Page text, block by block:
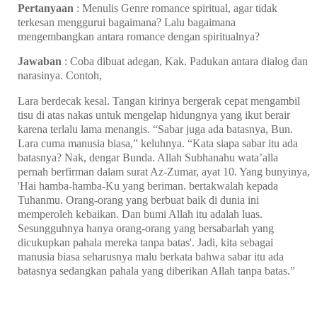
Pertanyaan : Menulis Genre romance spiritual, agar tidak
terkesan menggurui bagaimana? Lalu bagaimana
mengembangkan antara romance dengan spiritualnya?
Jawaban : Coba dibuat adegan, Kak. Padukan antara dialog dan
narasinya. Contoh,
Lara berdecak kesal. Tangan kirinya bergerak cepat mengambil
tisu di atas nakas untuk mengelap hidungnya yang ikut berair
karena terlalu lama menangis. “Sabar juga ada batasnya, Bun.
Lara cuma manusia biasa,” keluhnya. “Kata siapa sabar itu ada
batasnya? Nak, dengar Bunda. Allah Subhanahu wata’alla
pernah berfirman dalam surat Az-Zumar, ayat 10. Yang bunyinya,
'Hai hamba-hamba-Ku yang beriman. bertakwalah kepada
Tuhanmu. Orang-orang yang berbuat baik di dunia ini
memperoleh kebaikan. Dan bumi Allah itu adalah luas.
Sesungguhnya hanya orang-orang yang bersabarlah yang
dicukupkan pahala mereka tanpa batas'. Jadi, kita sebagai
manusia biasa seharusnya malu berkata bahwa sabar itu ada
batasnya sedangkan pahala yang diberikan Allah tanpa batas.”